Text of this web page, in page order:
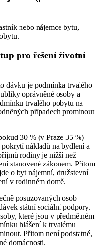
nebo nájemce bytu,
pro řešení životní
dávku je podmínka trvalého
oprávněné osoby a
trvalého pobytu na
případech prominout
30 % (v Praze 35 %)
nákladů na bydlení a
rodiny je nižší než
stanovené zákonem. Přitom
o byt nájemní, družstevní
v rodinném domě.
posuzovaných osob
státní sociální podpory.
které jsou v předmětném
hlášení k trvalému
Přitom není podstatné,
domácnosti.